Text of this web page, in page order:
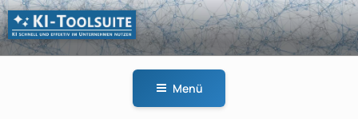
Zum
Inhalt
springen
KI-
Menü